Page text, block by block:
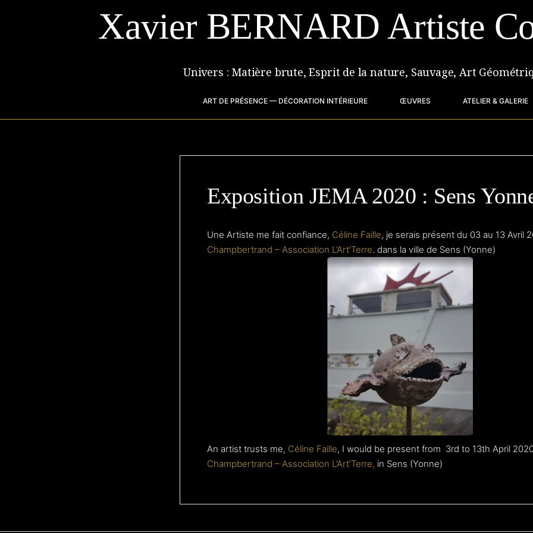
Xavier BERNARD Artiste
Univers : Matière brute, Esprit de la nature, Sauvage, Art
ART DE PRÉSENCE — DÉCORATION INTÉRIEURE ŒUVRES ATELIER & GALERIE
Exposition JEMA 2020 : Sens
Une Artiste me fait confiance, Céline Faille, je serais présent du 03 au 13 Avril
Champbertrand – Association L’Art’Terre. dans la ville de Sens (Yonne)
An artist trusts me, Céline Faille, I would be present from 3rd to 13th April
Champbertrand – Association L’Art’Terre, in Sens (Yonne)